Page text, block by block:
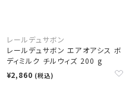
レールデュサボン
レールデュサボン エアオアシス ボ
ディミルク チルウィズ 200 g
¥2,860 (税込)